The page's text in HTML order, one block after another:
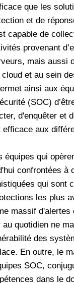
que les
et de
capable de
provenant
mais aussi
et au sein
ainsi aux
(SOC)
d'enquêter et
efficace aux
équipes qui
confrontées à
qui sont
les plus
massif d'alertes
quotidien ne
des
En outre, le
SOC,
dans le